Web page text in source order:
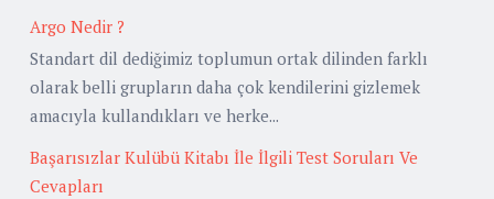
Argo Nedir ?
Standart dil dediğimiz toplumun ortak dilinden farklı
olarak belli grupların daha çok kendilerini gizlemek
amacıyla kullandıkları ve herke...
Başarısızlar Kulübü Kitabı İle İlgili Test Soruları Ve
Cevapları